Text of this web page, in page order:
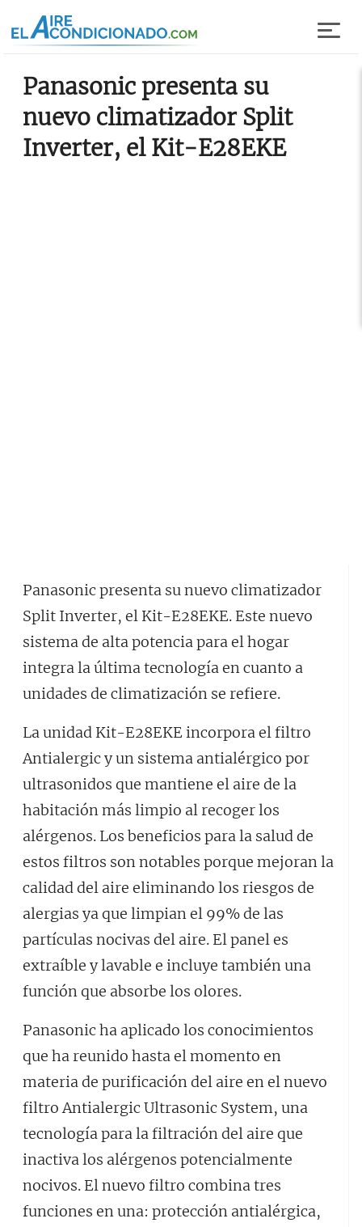
Panasonic presenta su
nuevo climatizador Split
Inverter, el Kit-E28EKE
Panasonic presenta su nuevo climatizador
Split Inverter, el Kit-E28EKE. Este nuevo
sistema de alta potencia para el hogar
integra la última tecnología en cuanto a
unidades de climatización se refiere.
La unidad Kit-E28EKE incorpora el filtro
Antialergic y un sistema antialérgico por
ultrasonidos que mantiene el aire de la
habitación más limpio al recoger los
alérgenos. Los beneficios para la salud de
estos filtros son notables porque mejoran la
calidad del aire eliminando los riesgos de
alergias ya que limpian el 99% de las
partículas nocivas del aire. El panel es
extraíble y lavable e incluye también una
función que absorbe los olores.
Panasonic ha aplicado los conocimientos
que ha reunido hasta el momento en
materia de purificación del aire en el nuevo
filtro Antialergic Ultrasonic System, una
tecnología para la filtración del aire que
inactiva los alérgenos potencialmente
nocivos. El nuevo filtro combina tres
funciones en una: protección antialérgica,